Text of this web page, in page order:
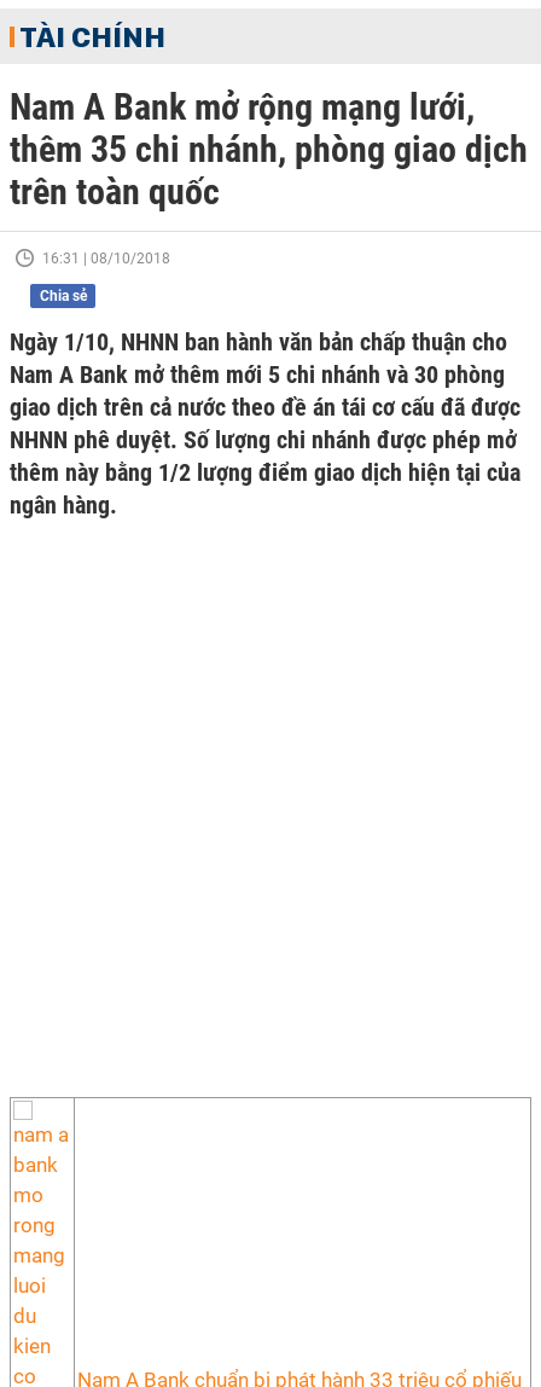
TÀI CHÍNH
Nam A Bank mở rộng mạng lưới,
thêm 35 chi nhánh, phòng giao dịch
trên toàn quốc
16:31 | 08/10/2018
Chia sẻ
Ngày 1/10, NHNN ban hành văn bản chấp thuận cho
Nam A Bank mở thêm mới 5 chi nhánh và 30 phòng
giao dịch trên cả nước theo đề án tái cơ cấu đã được
NHNN phê duyệt. Số lượng chi nhánh được phép mở
thêm này bằng 1/2 lượng điểm giao dịch hiện tại của
ngân hàng.
Nam A Bank chuẩn bị phát hành 33 triệu cổ phiếu